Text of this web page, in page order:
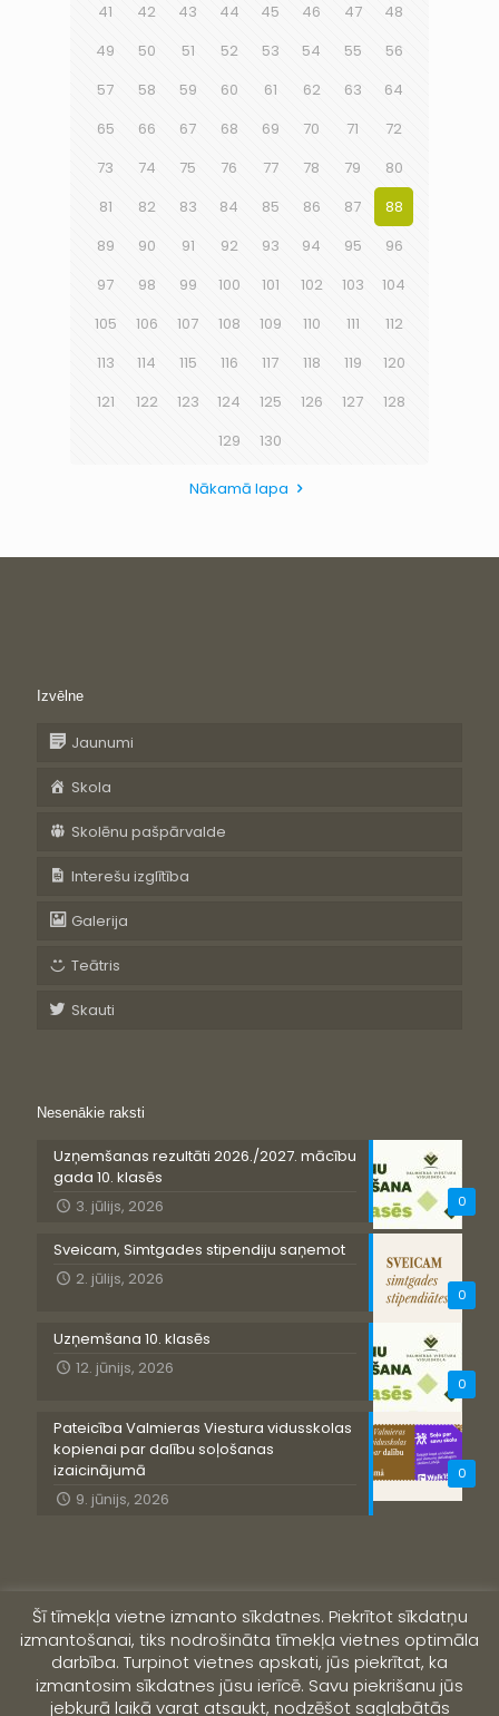
41
42 43 44 45 46 47
48
49
50 51 52 53 54 55
56
57
58 59 60 61 62 63
64
65
66 67 68 69 70 71
72
73
74 75 76 77 78 79
80
81
82 83 84 85 86 87
88
89
90 91 92 93 94 95
96
97
98 99 100 101 102 103
104
105
106 107 108 109 110 111
112
113
114 115 116 117 118 119
120
121
122 123 124 125 126 127
128
129
130
Nākamā lapa
Izvēlne
Jaunumi
Skola
Skolēnu pašpārvalde
Interešu izglītība
Galerija
Teātris
Skauti
Nesenākie raksti
0
Uzņemšanas rezultāti 2026./2027. mācību
gada 10. klasēs
3. jūlijs, 2026
0
Sveicam, Simtgades stipendiju saņemot
2. jūlijs, 2026
0
Uzņemšana 10. klasēs
12. jūnijs, 2026
0
Pateicība Valmieras Viestura vidusskolas
kopienai par dalību soļošanas
izaicinājumā
9. jūnijs, 2026
Šī tīmekļa vietne izmanto sīkdatnes. Piekrītot sīkdatņu
izmantošanai, tiks nodrošināta tīmekļa vietnes optimāla
darbība. Turpinot vietnes apskati, jūs piekrītat, ka
izmantosim sīkdatnes jūsu ierīcē. Savu piekrišanu jūs
jebkurā laikā varat atsaukt, nodzēšot saglabātās